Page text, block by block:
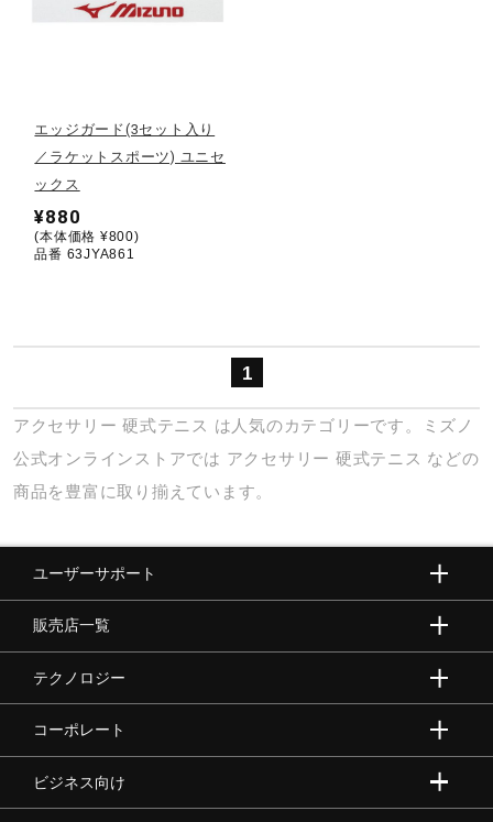
健康／エクササイズ
ジュニア／キッズ
セール
その他
エッジガード(3セット入り
／ラケットスポーツ) ユニセ
ックス
¥880
(本体価格 ¥800)
品番 63JYA861
1
アクセサリー 硬式テニス は人気のカテゴリーです。ミズノ
公式オンラインストアでは アクセサリー 硬式テニス などの
商品を豊富に取り揃えています。
ユーザーサポート
販売店一覧
テクノロジー
コーポレート
ビジネス向け